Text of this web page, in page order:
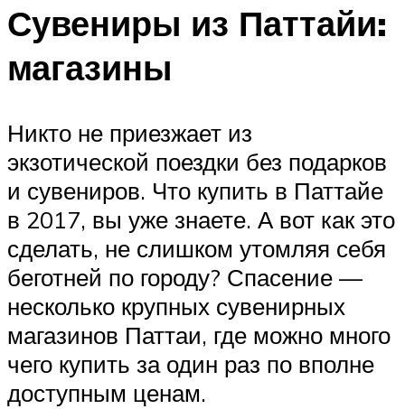
Сувениры из Паттайи:
магазины
Никто не приезжает из
экзотической поездки без подарков
и сувениров. Что купить в Паттайе
в 2017, вы уже знаете. А вот как это
сделать, не слишком утомляя себя
беготней по городу? Спасение —
несколько крупных сувенирных
магазинов Паттаи, где можно много
чего купить за один раз по вполне
доступным ценам.